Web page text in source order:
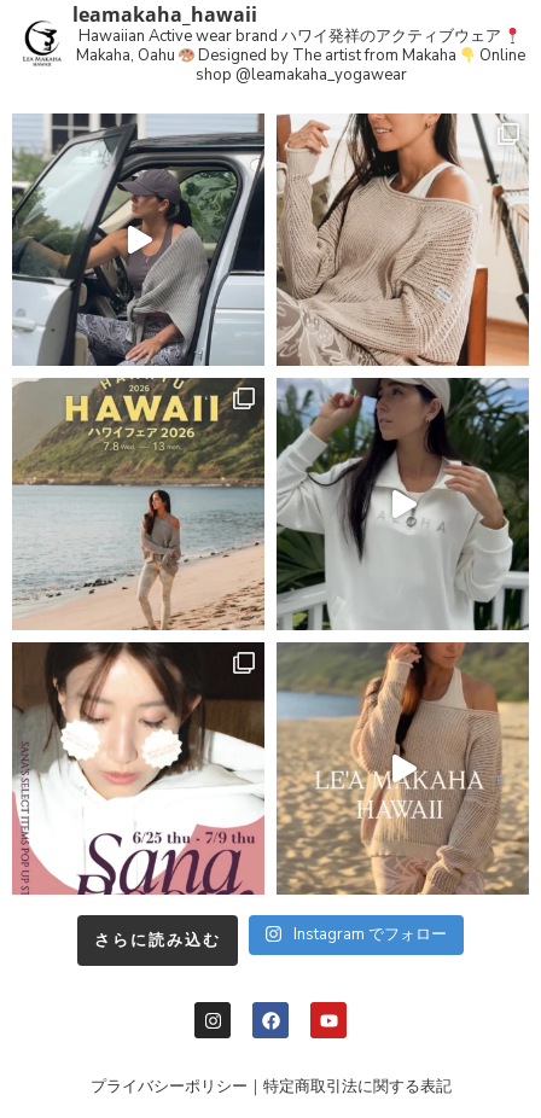
leamakaha_hawaii
Hawaiian Active wear brand ハワイ発祥のアクティブウェア
Makaha, Oahu
Designed by The artist from Makaha
Online
shop @leamakaha_yogawear
さらに読み込む Instagram でフォロー
プライバシーポリシー ｜ 特定商取引法に関する表記